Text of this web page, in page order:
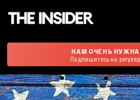
НАМ ОЧЕНЬ
Подпишитесь на